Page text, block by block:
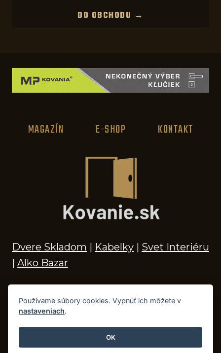
DO OBCHODU →
MAGAZÍN E-SHOP KONTAKT
Dvere Skladom | Kabelky | Svet Interiéru
| Alko Bazar
© 2026 Kľučky na dvere, madlá, kovania,
doplnky do kúpeľne a príslušenstvo
Používame súbory cookies. Vypnúť ich môžete v
nastaveniach.
OK